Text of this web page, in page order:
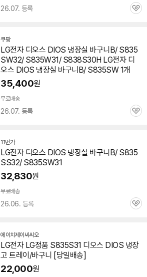
26.07. 등록
관
쿠팡
LG전자 디오스 DIOS 냉장실 바구니B/ S835
SW32/ S835W31/ S838S30H LG전자 디
오스 DIOS 냉장실 바구니B/ S835SW 1개
35,400원
무료배송
26.07. 등록
관
11번가
LG전자 디오스 DIOS 냉장실 바구니B/ S835
SS32/ S835SW31
32,830원
무료배송
26.06. 등록
관
에이치제이씨씨오네
이
버
페
이
LG전자 LG정품 S835S31 디오스 DIOS 냉장
고 트레이/바구니 [당일배송]
22,000원